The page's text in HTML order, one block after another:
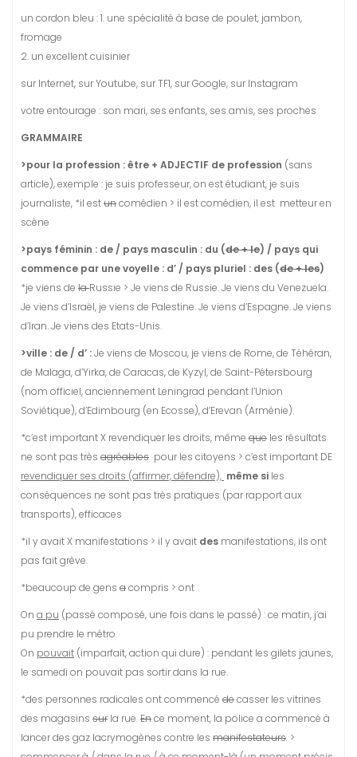
un cordon bleu : 1. une spécialité à base de poulet, jambon,
fromage
2. un excellent cuisinier
sur Internet, sur Youtube, sur TF1, sur Google, sur Instagram
votre entourage : son mari, ses enfants, ses amis, ses proches
GRAMMAIRE
>pour la profession : être + ADJECTIF de profession (sans
article), exemple : je suis professeur, on est étudiant, je suis
journaliste, *il estuncomédien > il est comédien, il est metteur en
scène
>pays féminin : de / pays masculin : du (de + le) / pays qui
commence par une voyelle : d’ / pays pluriel : des (de + les)
*je viens de laRussie > Je viens de Russie. Je viens du Venezuela.
Je viens d’Israël, je viens de Palestine. Je viens d’Espagne. Je viens
d’Iran. Je viens des Etats-Unis.
>ville : de / d’ :Je viens de Moscou, je viens de Rome, de Téhéran,
de Malaga, d’Yirka, de Caracas, de Kyzyl, de Saint-Pétersbourg
(nom officiel, anciennement Leningrad pendant l’Union
Soviétique), d’Edimbourg (en Ecosse), d’Erevan (Arménie).
*c’est important X revendiquer les droits, même que les résultats
ne sont pas très agréables pour les citoyens > c’est important DE
revendiquer ses droits (affirmer, défendre), même si les
conséquences ne sont pas très pratiques (par rapport aux
transports), efficaces
*il y avait X manifestations > il y avait des manifestations, ils ont
pas fait grève.
*beaucoup de gens acompris > ont
On a pu (passé composé, une fois dans le passé) : ce matin, j’ai
pu prendre le métro.
On pouvait (imparfait, action qui dure) : pendant les gilets jaunes,
le samedi on pouvait pas sortir dans la rue.
*des personnes radicales ont commencé decasser les vitrines
des magasins sur la rue.Ence moment, la police a commencé à
lancer des gaz lacrymogènes contre les manifestateurs. >